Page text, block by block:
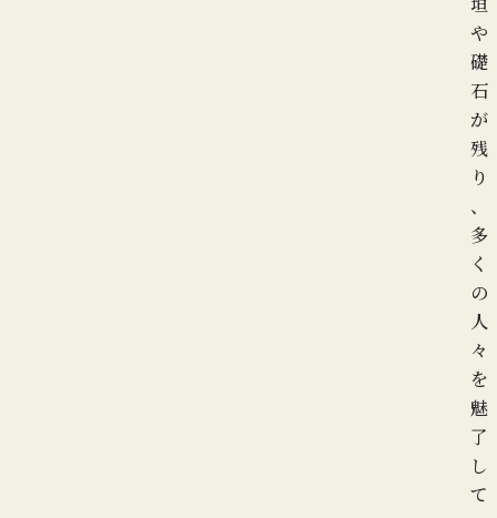
や
礎
石
が
残
り
、
多
く
の
人
々
を
魅
了
し
て